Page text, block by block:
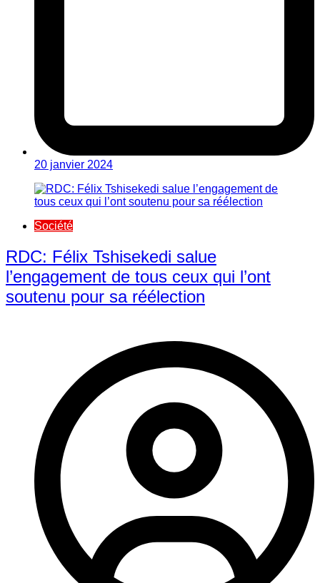
20 janvier 2024
Société
RDC: Félix Tshisekedi salue
l’engagement de tous ceux qui l’ont
soutenu pour sa réélection